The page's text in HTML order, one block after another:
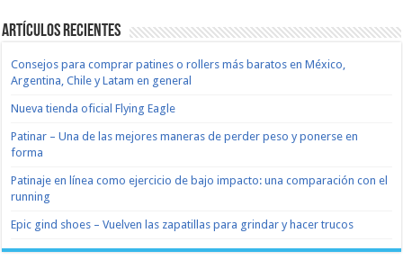
Artículos recientes
Consejos para comprar patines o rollers más baratos en México,
Argentina, Chile y Latam en general
Nueva tienda oficial Flying Eagle
Patinar – Una de las mejores maneras de perder peso y ponerse en
forma
Patinaje en línea como ejercicio de bajo impacto: una comparación con el
running
Epic gind shoes – Vuelven las zapatillas para grindar y hacer trucos